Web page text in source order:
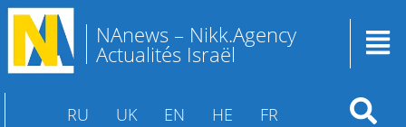
NAnews – Nikk.Agency
Actualités Israël
RU UK EN HE FR